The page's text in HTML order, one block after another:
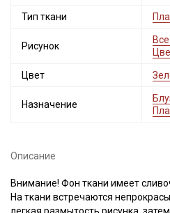
Тип ткани
Рисунок
Цвет
Назначение
Описание
Внимание! Фон ткани имеет
На ткани встречаются